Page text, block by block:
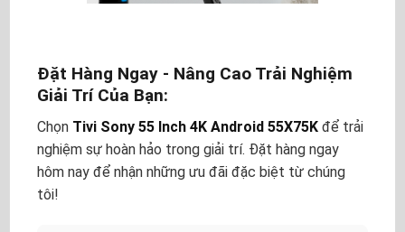
Đặt Hàng Ngay - Nâng Cao Trải Nghiệm
Giải Trí Của Bạn:
Chọn Tivi Sony 55 Inch 4K Android 55X75K để trải
nghiệm sự hoàn hảo trong giải trí. Đặt hàng ngay
hôm nay để nhận những ưu đãi đặc biệt từ chúng
tôi!